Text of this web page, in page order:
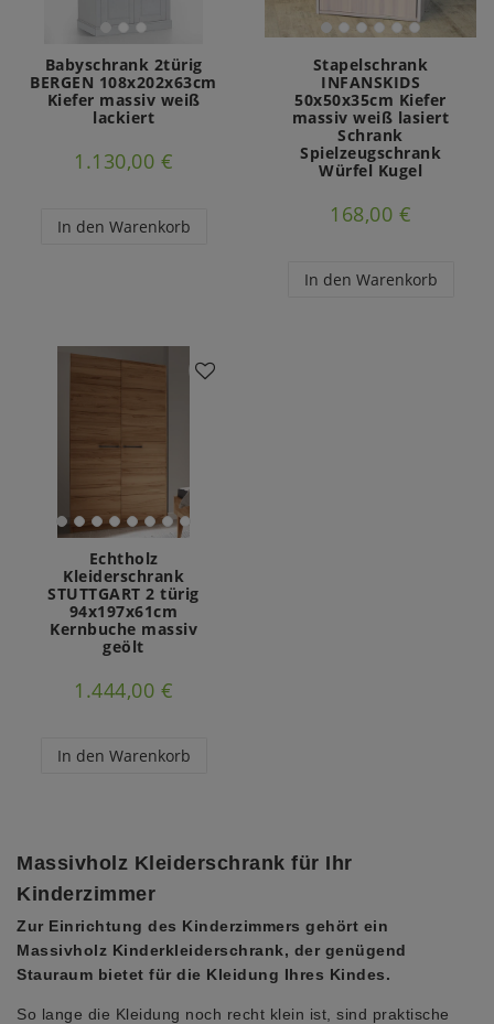
Babyschrank 2türig
BERGEN 108x202x63cm
Kiefer massiv weiß
lackiert
1.130,00 €
In den Warenkorb
Stapelschrank
INFANSKIDS
50x50x35cm Kiefer
massiv weiß lasiert
Schrank
Spielzeugschrank
Würfel Kugel
168,00 €
In den Warenkorb
Echtholz
Kleiderschrank
STUTTGART 2 türig
94x197x61cm
Kernbuche massiv
geölt
1.444,00 €
In den Warenkorb
Massivholz Kleiderschrank für Ihr
Kinderzimmer
Zur Einrichtung des Kinderzimmers gehört ein
Massivholz Kinderkleiderschrank, der genügend
Stauraum bietet für die Kleidung Ihres Kindes.
So lange die Kleidung noch recht klein ist, sind praktische